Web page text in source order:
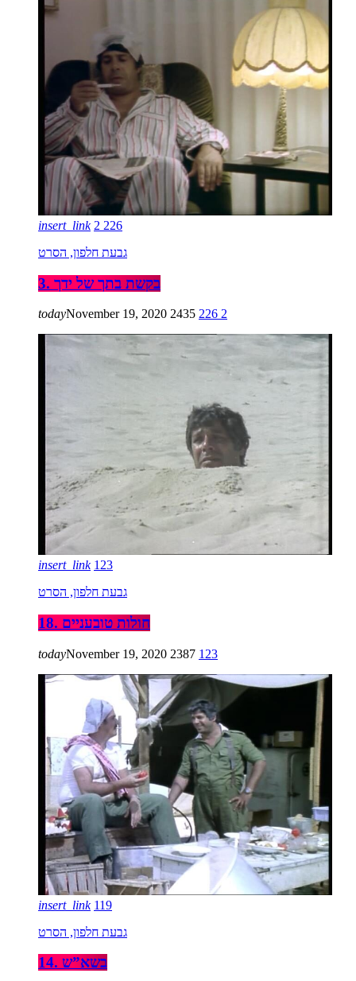
insert_link 2 226
גבעת חלפון, הסרט
3. בקשת בתך של ידך
todayNovember 19, 2020 2435 226 2
insert_link 123
גבעת חלפון, הסרט
18. חולות טובעניים
todayNovember 19, 2020 2387 123
insert_link 119
גבעת חלפון, הסרט
14. בשא”ש